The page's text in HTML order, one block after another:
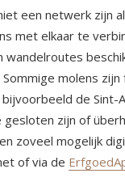
een netwerk zijn
met elkaar te
molens zijn
de Sint-
gesloten zijn of
zoveel mogelijk
of via de